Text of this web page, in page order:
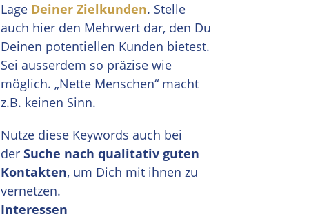
Lage Deiner Zielkunden. Stelle
auch hier den Mehrwert dar, den Du
Deinen potentiellen Kunden bietest.
Sei ausserdem so präzise wie
möglich. „Nette Menschen“ macht
z.B. keinen Sinn.
Nutze diese Keywords auch bei
der Suche nach qualitativ guten
Kontakten, um Dich mit ihnen zu
vernetzen.
Interessen